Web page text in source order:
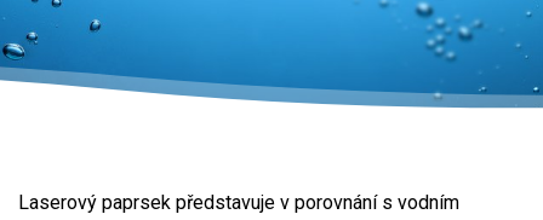
Laserový paprsek představuje v porovnání s vodním